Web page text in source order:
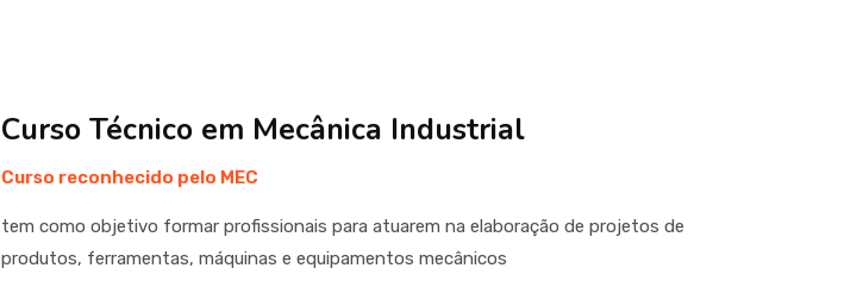
Curso Técnico em Mecânica Industrial
Curso reconhecido pelo MEC
tem como objetivo formar profissionais para atuarem na elaboração de projetos de
produtos, ferramentas, máquinas e equipamentos mecânicos